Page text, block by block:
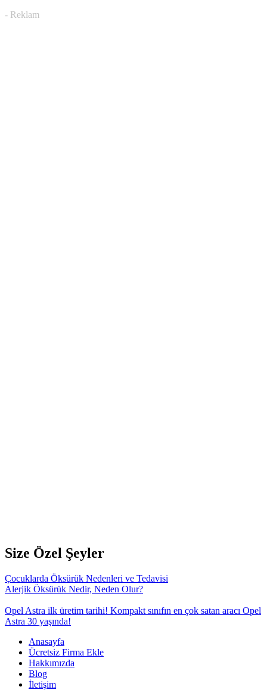
- Reklam
Size Özel Şeyler
Çocuklarda Öksürük Nedenleri ve Tedavisi
Alerjik Öksürük Nedir, Neden Olur?
Opel Astra ilk üretim tarihi! Kompakt sınıfın en çok satan aracı Opel
Astra 30 yaşında!
Anasayfa
Ücretsiz Firma Ekle
Hakkımızda
Blog
İletişim